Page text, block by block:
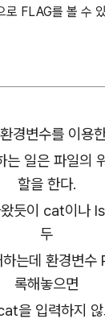
로 FLAG를 볼 수
경변수를 이용
일은 파일의
할을 한다.
듯이 cat이나
두
는데 환경변수
록해놓으면
을 입력하지